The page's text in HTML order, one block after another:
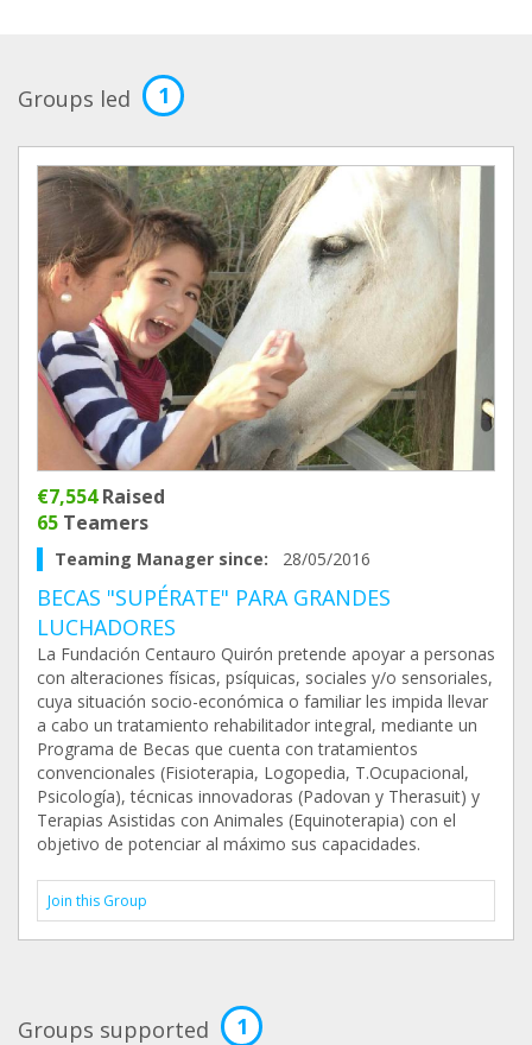
Groups led 1
€7,554Raised
65 Teamers
Teaming Manager since: 28/05/2016
BECAS "SUPÉRATE" PARA GRANDES
LUCHADORES
La Fundación Centauro Quirón pretende apoyar a personas
con alteraciones físicas, psíquicas, sociales y/o sensoriales,
cuya situación socio-económica o familiar les impida llevar
a cabo un tratamiento rehabilitador integral, mediante un
Programa de Becas que cuenta con tratamientos
convencionales (Fisioterapia, Logopedia, T.Ocupacional,
Psicología), técnicas innovadoras (Padovan y Therasuit) y
Terapias Asistidas con Animales (Equinoterapia) con el
objetivo de potenciar al máximo sus capacidades.
Join this Group
Groups supported 1